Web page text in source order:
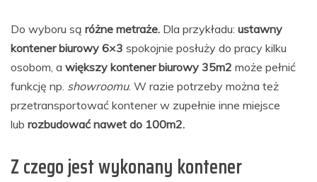
Do wyboru są różne metraże. Dla przykładu: ustawny
kontener biurowy 6×3 spokojnie posłuży do pracy kilku
osobom, a większy kontener biurowy 35m2 może pełnić
funkcję np. showroomu. W razie potrzeby można też
przetransportować kontener w zupełnie inne miejsce
lub rozbudować nawet do 100m2.
Z czego jest wykonany kontener